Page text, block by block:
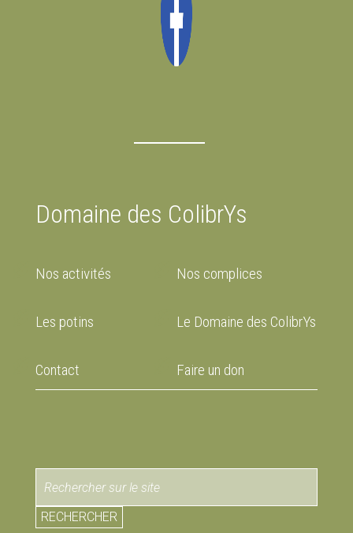
Domaine des ColibrYs
Nos activités Nos complices
Les potins Le Domaine des ColibrYs
Contact Faire un don
RECHERCHER